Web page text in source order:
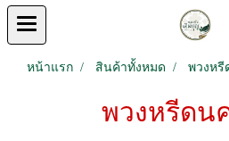
หน้าแรก สินค้าทั้งหมด พวงหรี
พวงหรีดน